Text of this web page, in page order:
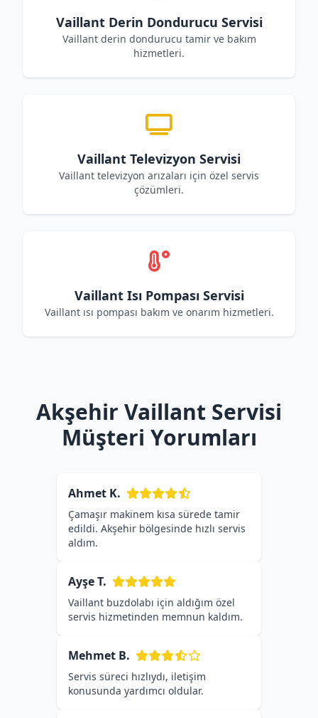
Vaillant Derin Dondurucu Servisi
Vaillant derin dondurucu tamir ve bakım
hizmetleri.
Vaillant Televizyon Servisi
Vaillant televizyon arızaları için özel servis
çözümleri.
Vaillant Isı Pompası Servisi
Vaillant ısı pompası bakım ve onarım hizmetleri.
Akşehir Vaillant Servisi
Müşteri Yorumları
Ahmet K.
Çamaşır makinem kısa sürede tamir
edildi. Akşehir bölgesinde hızlı servis
aldım.
Ayşe T.
Vaillant buzdolabı için aldığım özel
servis hizmetinden memnun kaldım.
Mehmet B.
Servis süreci hızlıydı, iletişim
konusunda yardımcı oldular.